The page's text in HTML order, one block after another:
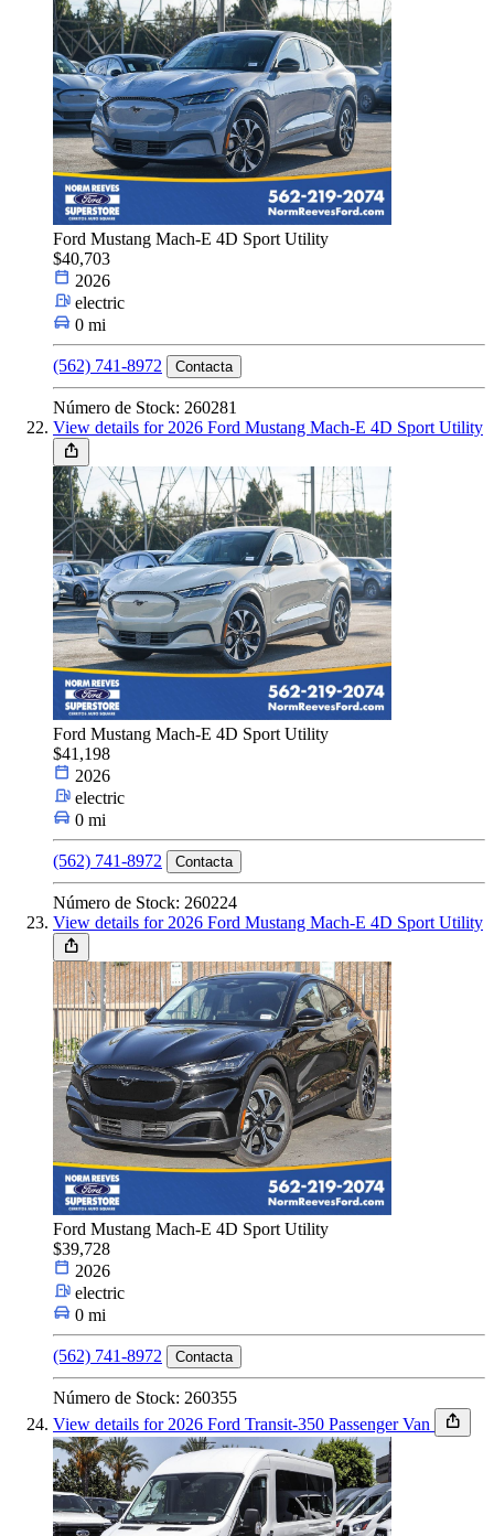
Ford Mustang Mach-E 4D Sport Utility
$40,703
2026
electric
0 mi
(562) 741-8972 Contacta
Número de Stock: 260281
View details for 2026 Ford Mustang Mach-E 4D Sport Utility
Ford Mustang Mach-E 4D Sport Utility
$41,198
2026
electric
0 mi
(562) 741-8972 Contacta
Número de Stock: 260224
View details for 2026 Ford Mustang Mach-E 4D Sport Utility
Ford Mustang Mach-E 4D Sport Utility
$39,728
2026
electric
0 mi
(562) 741-8972 Contacta
Número de Stock: 260355
View details for 2026 Ford Transit-350 Passenger Van